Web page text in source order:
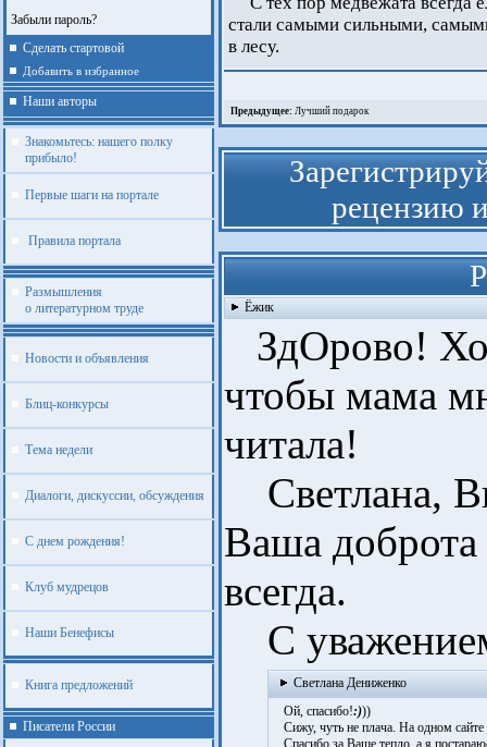
Забыли пароль?
Сделать стартовой
Добавить в избранное
Наши авторы
Знакомьтесь: нашего полку
прибыло!
Первые шаги на портале
Правила портала
Размышления
о литературном труде
Новости и объявления
Блиц-конкурсы
Тема недели
Диалоги, дискуссии, обсуждения
С днем рождения!
Клуб мудрецов
Наши Бенефисы
Книга предложений
Писатели России
стали самыми сильными,
в лесу.
Предыдущее: Лучший подарок
рецензию
Ёжик
ЗдОрово!
чтобы мама
читала!
Светлана,
Ваша
всегда.
С
Светлана Дениженко
Ой, спасибо!:)))
Сижу, чуть не плача. На одном
Спасибо за Ваше тепло, а я